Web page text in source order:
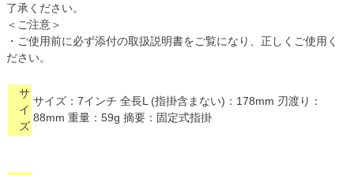
了承ください。
＜ご注意＞
・ご使用前に必ず添付の取扱説明書をご覧になり、正しくご使用く
ださい。
サ
イ
ズ
サイズ：7インチ 全長L (指掛含まない)：178mm 刃渡り：
88mm 重量：59g 摘要：固定式指掛